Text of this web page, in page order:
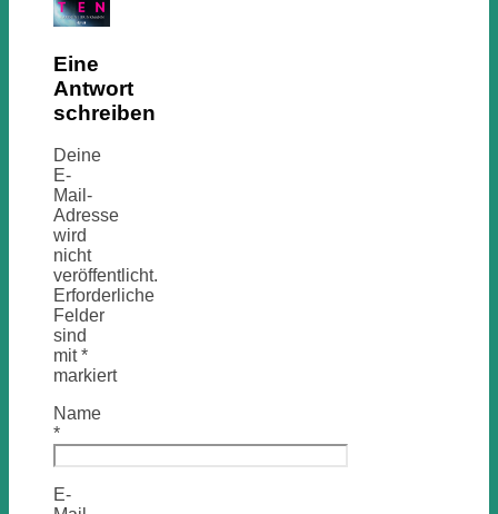
Eine
Antwort
schreiben
Deine
E-
Mail-
Adresse
wird
nicht
veröffentlicht.
Erforderliche
Felder
sind
mit*
markiert
Name
*
E-